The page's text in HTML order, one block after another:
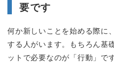
要です
何か新しいことを始める際に
する人がいます。もちろん基
ットで必要なのが「行動」です